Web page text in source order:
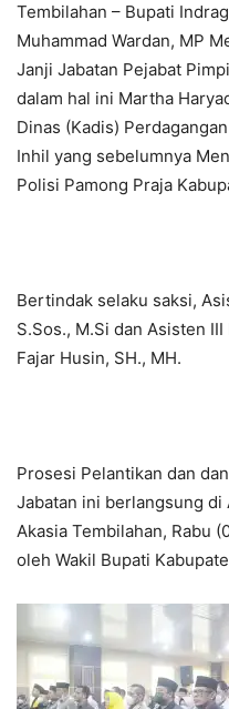
Tembilahan – Bupati
Muhammad Wardan, MP
Janji Jabatan Pejabat
dalam hal ini Martha
Dinas (Kadis)
Inhil yang sebelumnya
Polisi Pamong Praja
Bertindak selaku saksi,
S.Sos., M.Si dan Asisten
Fajar Husin, SH., MH.
Prosesi Pelantikan dan
Jabatan ini berlangsung di
Akasia Tembilahan, Rabu
oleh Wakil Bupati